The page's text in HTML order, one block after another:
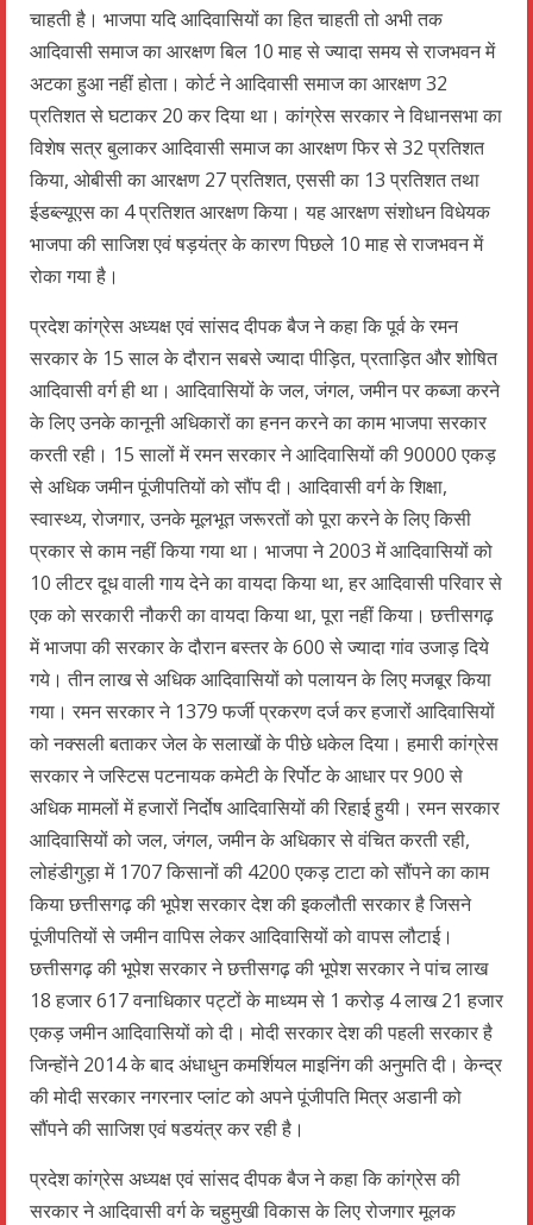
चाहती है। भाजपा यदि आदिवासियों का हित चाहती तो अभी तक
आदिवासी समाज का आरक्षण बिल 10 माह से ज्यादा समय से राजभवन में
अटका हुआ नहीं होता। कोर्ट ने आदिवासी समाज का आरक्षण 32
प्रतिशत से घटाकर 20 कर दिया था। कांग्रेस सरकार ने विधानसभा का
विशेष सत्र बुलाकर आदिवासी समाज का आरक्षण फिर से 32 प्रतिशत
किया, ओबीसी का आरक्षण 27 प्रतिशत, एससी का 13 प्रतिशत तथा
ईडब्ल्यूएस का 4 प्रतिशत आरक्षण किया। यह आरक्षण संशोधन विधेयक
भाजपा की साजिश एवं षड़यंत्र के कारण पिछले 10 माह से राजभवन में
रोका गया है।
प्रदेश कांग्रेस अध्यक्ष एवं सांसद दीपक बैज ने कहा कि पूर्व के रमन
सरकार के 15 साल के दौरान सबसे ज्यादा पीड़ित, प्रताड़ित और शोषित
आदिवासी वर्ग ही था। आदिवासियों के जल, जंगल, जमीन पर कब्जा करने
के लिए उनके कानूनी अधिकारों का हनन करने का काम भाजपा सरकार
करती रही। 15 सालों में रमन सरकार ने आदिवासियों की 90000 एकड़
से अधिक जमीन पूंजीपतियों को सौंप दी। आदिवासी वर्ग के शिक्षा,
स्वास्थ्य, रोजगार, उनके मूलभूत जरूरतों को पूरा करने के लिए किसी
प्रकार से काम नहीं किया गया था। भाजपा ने 2003 में आदिवासियों को
10 लीटर दूध वाली गाय देने का वायदा किया था, हर आदिवासी परिवार से
एक को सरकारी नौकरी का वायदा किया था, पूरा नहीं किया। छत्तीसगढ़
में भाजपा की सरकार के दौरान बस्तर के 600 से ज्यादा गांव उजाड़ दिये
गये। तीन लाख से अधिक आदिवासियों को पलायन के लिए मजबूर किया
गया। रमन सरकार ने 1379 फर्जी प्रकरण दर्ज कर हजारों आदिवासियों
को नक्सली बताकर जेल के सलाखों के पीछे धकेल दिया। हमारी कांग्रेस
सरकार ने जस्टिस पटनायक कमेटी के रिर्पोट के आधार पर 900 से
अधिक मामलों में हजारों निर्दोष आदिवासियों की रिहाई हुयी। रमन सरकार
आदिवासियों को जल, जंगल, जमीन के अधिकार से वंचित करती रही,
लोहंडीगुड़ा में 1707 किसानों की 4200 एकड़ टाटा को सौंपने का काम
किया छत्तीसगढ़ की भूपेश सरकार देश की इकलौती सरकार है जिसने
पूंजीपतियों से जमीन वापिस लेकर आदिवासियों को वापस लौटाई।
छत्तीसगढ़ की भूपेश सरकार ने छत्तीसगढ़ की भूपेश सरकार ने पांच लाख
18 हजार 617 वनाधिकार पट्टों के माध्यम से 1 करोड़ 4 लाख 21 हजार
एकड़ जमीन आदिवासियों को दी। मोदी सरकार देश की पहली सरकार है
जिन्होंने 2014 के बाद अंधाधुन कमर्शियल माइनिंग की अनुमति दी। केन्द्र
की मोदी सरकार नगरनार प्लांट को अपने पूंजीपति मित्र अडानी को
सौंपने की साजिश एवं षडयंत्र कर रही है।
प्रदेश कांग्रेस अध्यक्ष एवं सांसद दीपक बैज ने कहा कि कांग्रेस की
सरकार ने आदिवासी वर्ग के चहुमुखी विकास के लिए रोजगार मूलक